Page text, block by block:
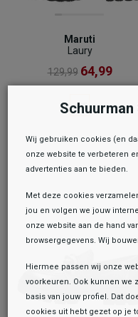
Maruti
Laury
129,99 64,99
Wij gebruiken cookies (en
onze website te verbeteren
advertenties aan te bieden.
Met deze cookies
jou en volgen we jouw
onze website aan de hand
browsergegevens. Wij
Hiermee passen wij onze
voorkeuren. Ook kunnen we
basis van jouw profiel. Dat
cookies uit hebt gezet op je